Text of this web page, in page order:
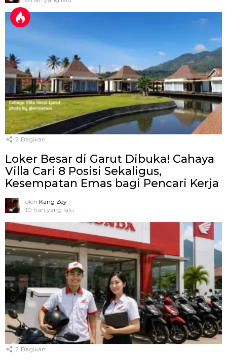
2 Bagikan
Loker Besar di Garut Dibuka! Cahaya
Villa Cari 8 Posisi Sekaligus,
Kesempatan Emas bagi Pencari Kerja
oleh Kang Zey
10 hari yang lalu
2 Bagikan